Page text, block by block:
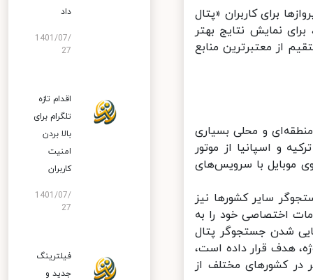
برای کاربران «پتال
نمایش نتایج بهتر
از معتبرترین منابع
و محلی بسیاری
و اسپانیا از موتور
با سرویس‌های
سایر کشورها نیز
اختصاصی خود را به
شدن جستجوگر پتال
هدف قرار داده است،
کشورهای مختلف از
داد
1401/07/
27
اقدام تازه
تلگرام برای
بالا بردن
امنیت
کاربران
1401/07/
27
فیلترینگ
جدید و